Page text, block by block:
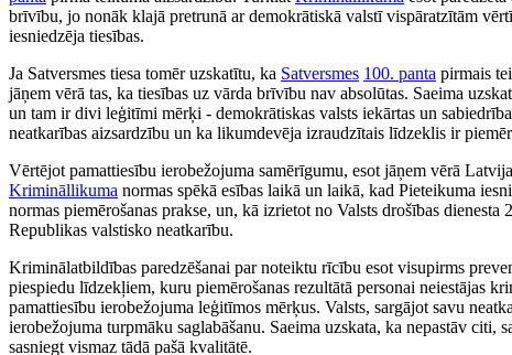
brīvību, jo nonāk klajā pretrunā ar demokrātiskā valstī vispāratzītām
iesniedzēja tiesības.
Ja Satversmes tiesa tomēr uzskatītu, ka Satversmes 100. panta pirmais
jāņem vērā tas, ka tiesības uz vārda brīvību nav absolūtas. Saeima
un tam ir divi leģitīmi mērķi - demokrātiskas valsts iekārtas un
neatkarības aizsardzību un ka likumdevēja izraudzītais līdzeklis ir
Vērtējot pamattiesību ierobežojuma samērīgumu, esot jāņem vērā
Krimināllikuma normas spēkā esības laikā un laikā, kad Pieteikuma
normas piemērošanas prakse, un, kā izrietot no Valsts drošības
Republikas valstisko neatkarību.
Kriminālatbildības paredzēšanai par noteiktu rīcību esot visupirms
piespiedu līdzekļiem, kuru piemērošanas rezultātā personai neiestājas
pamattiesību ierobežojuma leģitīmos mērķus. Valsts, sargājot savu
ierobežojuma turpmāku saglabāšanu. Saeima uzskata, ka nepastāv
sasniegt vismaz tādā pašā kvalitātē.